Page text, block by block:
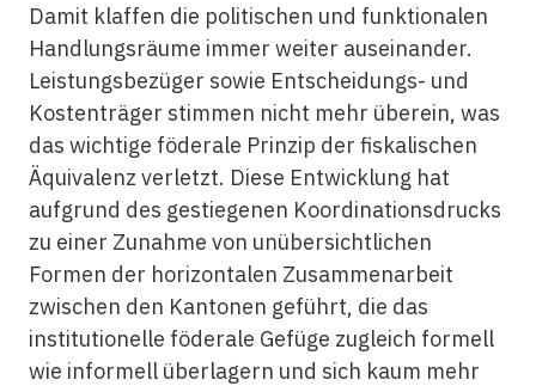
Damit klaffen die politischen und funktionalen
Handlungsräume immer weiter auseinander.
Leistungsbezüger sowie Entscheidungs- und
Kostenträger stimmen nicht mehr überein, was
das wichtige föderale Prinzip der fiskalischen
Äquivalenz verletzt. Diese Entwicklung hat
aufgrund des gestiegenen Koordinationsdrucks
zu einer Zunahme von unübersichtlichen
Formen der horizontalen Zusammenarbeit
zwischen den Kantonen geführt, die das
institutionelle föderale Gefüge zugleich formell
wie informell überlagern und sich kaum mehr